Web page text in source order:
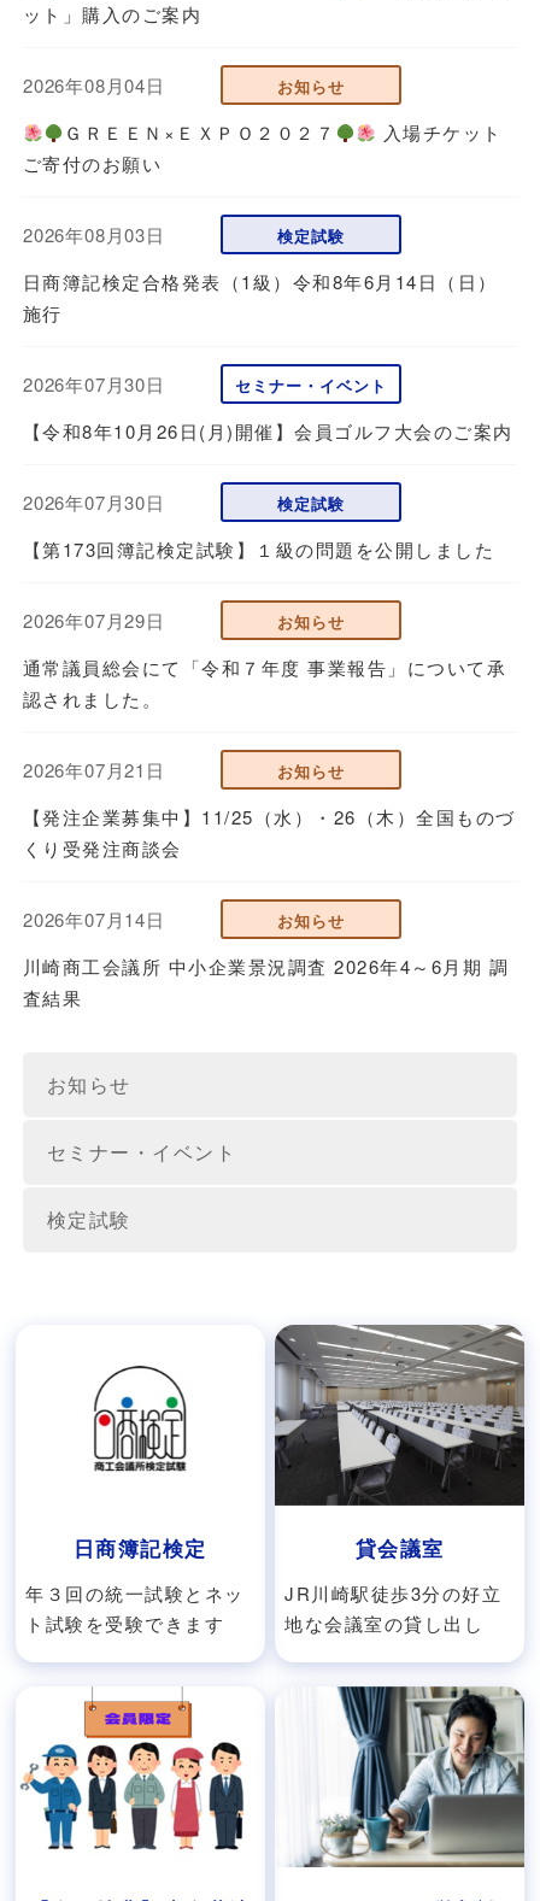
ット」購入のご案内
2026年08月04日 お知らせ
ＧＲＥＥＮ×ＥＸＰＯ２０２７
入場チケット
ご寄付のお願い
2026年08月03日 検定試験
日商簿記検定合格発表（1級）令和8年6月14日（日）
施行
2026年07月30日 セミナー・イベント
【令和8年10月26日(月)開催】会員ゴルフ大会のご案内
2026年07月30日 検定試験
【第173回簿記検定試験】１級の問題を公開しました
2026年07月29日 お知らせ
通常議員総会にて「令和７年度 事業報告」について承
認されました。
2026年07月21日 お知らせ
【発注企業募集中】11/25（水）・26（木）全国ものづ
くり受発注商談会
2026年07月14日 お知らせ
川崎商工会議所 中小企業景況調査 2026年4～6月期 調
査結果
お知らせ
セミナー・イベント
検定試験
日商簿記検定
年３回の統一試験とネッ
ト試験を受験できます
貸会議室
JR川崎駅徒歩3分の好立
地な会議室の貸し出し